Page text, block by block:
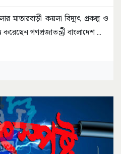
মাতারবাড়ী কয়লা বিদ্যুৎ প্রকল্প ও
করেছেন গণপ্রজাতন্ত্রী বাংলাদেশ ...